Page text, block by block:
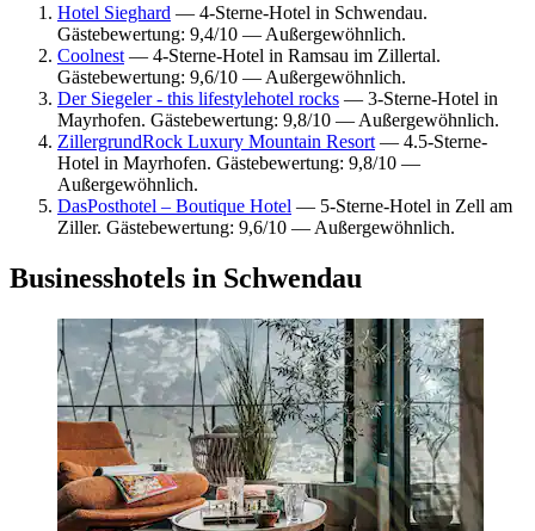
Hotel Sieghard — 4-Sterne-Hotel in Schwendau.
Gästebewertung: 9,4/10 — Außergewöhnlich.
Coolnest — 4-Sterne-Hotel in Ramsau im Zillertal.
Gästebewertung: 9,6/10 — Außergewöhnlich.
Der Siegeler - this lifestylehotel rocks — 3-Sterne-Hotel in
Mayrhofen. Gästebewertung: 9,8/10 — Außergewöhnlich.
ZillergrundRock Luxury Mountain Resort — 4.5-Sterne-
Hotel in Mayrhofen. Gästebewertung: 9,8/10 —
Außergewöhnlich.
DasPosthotel – Boutique Hotel — 5-Sterne-Hotel in Zell am
Ziller. Gästebewertung: 9,6/10 — Außergewöhnlich.
Businesshotels in Schwendau